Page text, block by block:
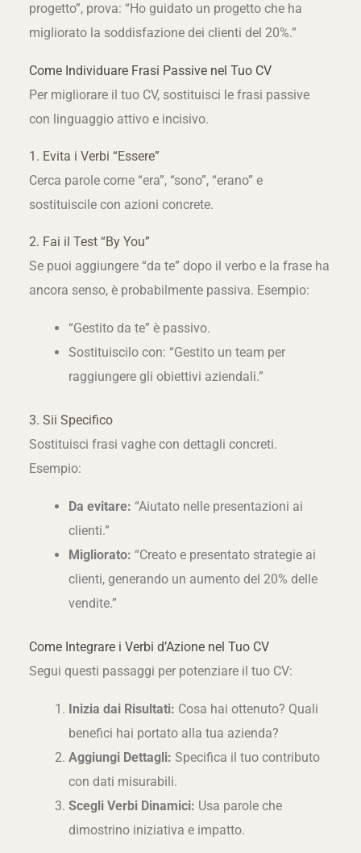
progetto”, prova: “Ho guidato un progetto che ha
migliorato la soddisfazione dei clienti del 20%.”
Come Individuare Frasi Passive nel Tuo CV
Per migliorare il tuo CV, sostituisci le frasi passive
con linguaggio attivo e incisivo.
1. Evita i Verbi “Essere”
Cerca parole come “era”, “sono”, “erano” e
sostituiscile con azioni concrete.
2. Fai il Test “By You”
Se puoi aggiungere “da te” dopo il verbo e la frase ha
ancora senso, è probabilmente passiva. Esempio:
“Gestito da te” è passivo.
Sostituiscilo con: “Gestito un team per
raggiungere gli obiettivi aziendali.”
3. Sii Specifico
Sostituisci frasi vaghe con dettagli concreti.
Esempio:
Da evitare: “Aiutato nelle presentazioni ai
clienti.”
Migliorato: “Creato e presentato strategie ai
clienti, generando un aumento del 20% delle
vendite.”
Come Integrare i Verbi d’Azione nel Tuo CV
Segui questi passaggi per potenziare il tuo CV:
Inizia dai Risultati: Cosa hai ottenuto? Quali
benefici hai portato alla tua azienda?
Aggiungi Dettagli: Specifica il tuo contributo
con dati misurabili.
Scegli Verbi Dinamici: Usa parole che
dimostrino iniziativa e impatto.